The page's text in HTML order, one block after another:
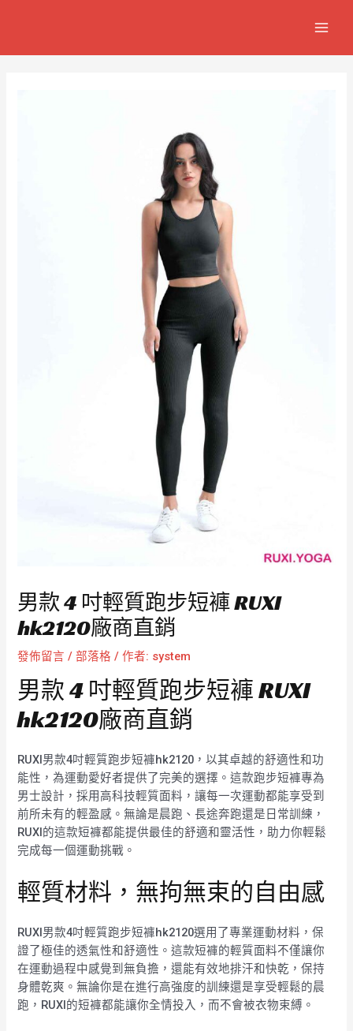
男款 4 吋輕質跑步短褲 RUXI
hk2120廠商直銷
發佈留言 /部落格 / 作者: system
男款 4 吋輕質跑步短褲 RUXI
hk2120廠商直銷
RUXI男款4吋輕質跑步短褲hk2120，以其卓越的舒適性和功
能性，為運動愛好者提供了完美的選擇。這款跑步短褲專為
男士設計，採用高科技輕質面料，讓每一次運動都能享受到
前所未有的輕盈感。無論是晨跑、長途奔跑還是日常訓練，
RUXI的這款短褲都能提供最佳的舒適和靈活性，助力你輕鬆
完成每一個運動挑戰。
輕質材料，無拘無束的自由感
RUXI男款4吋輕質跑步短褲hk2120選用了專業運動材料，保
證了極佳的透氣性和舒適性。這款短褲的輕質面料不僅讓你
在運動過程中感覺到無負擔，還能有效地排汗和快乾，保持
身體乾爽。無論你是在進行高強度的訓練還是享受輕鬆的晨
跑，RUXI的短褲都能讓你全情投入，而不會被衣物束縛。